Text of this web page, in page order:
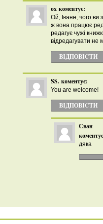
ох коментує:
Ой, Іване, чого ви
ж вона працює
редагує чужі
відредагувати не
ВІДПОВІCТИ
SS. коментує:
You are welcome!
ВІДПОВІCТИ
Сван
дяка